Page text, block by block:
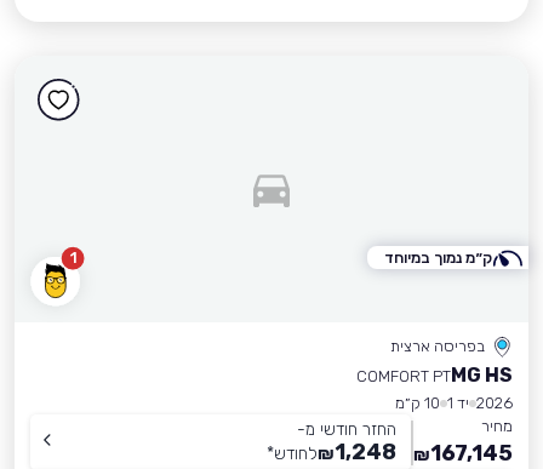
1
בפריסה ארצית
MG HS
COMFORT PT
2026 יד 1
10 ק״מ
מחיר
167,145
₪
החזר חודשי מ-
1,248
₪לחודש*
ק״מ נמוך במיוחד